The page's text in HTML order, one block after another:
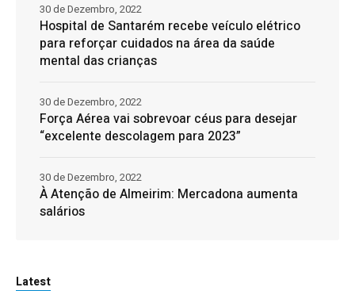
Hospital de Santarém recebe veículo elétrico
para reforçar cuidados na área da saúde
mental das crianças
30 de Dezembro, 2022
Força Aérea vai sobrevoar céus para desejar
“excelente descolagem para 2023”
30 de Dezembro, 2022
À Atenção de Almeirim: Mercadona aumenta
salários
30 de Dezembro, 2022
Latest